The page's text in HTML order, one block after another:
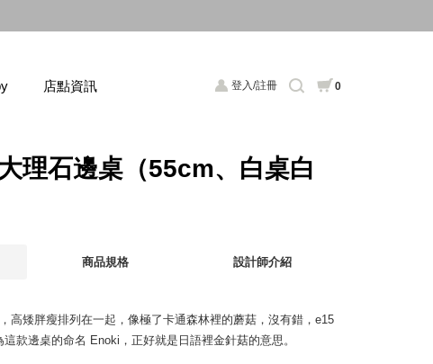
登入/註冊 0
店點資訊
理石邊桌（55cm、白桌白
商品規格 設計師介紹
高矮胖瘦排列在一起，像極了卡通森林裡的蘑菇，沒有錯，e15
款邊桌的命名 Enoki，正好就是日語裡金針菇的意思。